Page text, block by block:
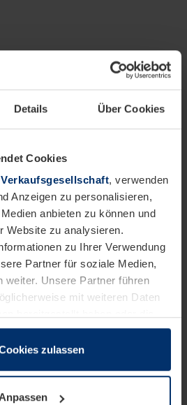
Details Über Cookies
Cookies
, verwenden
Anzeigen zu personalisieren,
anbieten zu können und
Website zu analysieren.
zu Ihrer Verwendung
Partner für soziale Medien,
weiter. Unsere Partner führen
mit weiteren Daten
der Dienste gesammelt
dieser Seite unbedingt
anderen Cookie-Typen benötigen
zulassen
Anpassen